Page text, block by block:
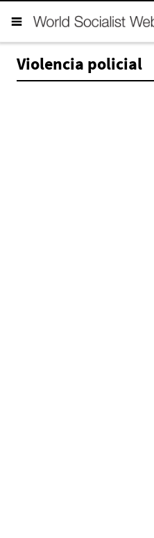
Violencia policial